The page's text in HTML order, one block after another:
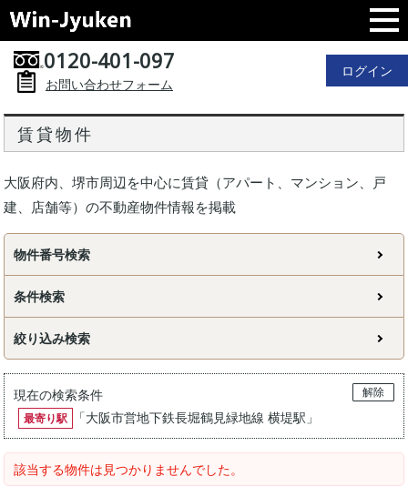
0120-401-097
お問い合わせフォーム
ログイン
賃貸物件
大阪府内、堺市周辺を中心に賃貸（アパート、マンション、戸
建、店舗等）の不動産物件情報を掲載
物件番号検索
条件検索
絞り込み検索
現在の検索条件
解除
最寄り駅
「大阪市営地下鉄長堀鶴見緑地線 横堤駅 」
該当する物件は見つかりませんでした。